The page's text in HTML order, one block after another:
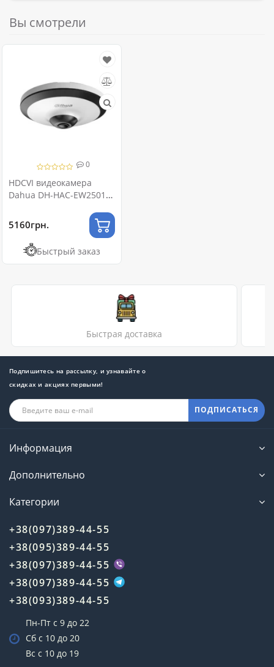
Вы смотрели
0
HDCVI видеокамера
Dahua DH-HAC-EW2501P
5160грн.
Быстрый заказ
Быстрая доставка
Подпишитесь на рассылку, и узнавайте о
скидках и акциях первыми!
ПОДПИСАТЬСЯ
Информация
Дополнительно
Категории
+38(097)389-44-55
+38(095)389-44-55
+38(097)389-44-55
+38(097)389-44-55
+38(093)389-44-55
Пн-Пт с 9 до 22
Сб с 10 до 20
Вс с 10 до 19